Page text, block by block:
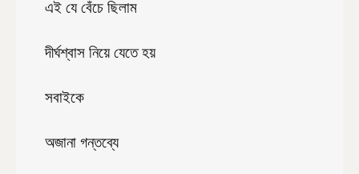
এই যে বেঁচে ছিলাম
দীর্ঘশ্বাস নিয়ে যেতে হয়
সবাইকে
অজানা গন্তব্যে